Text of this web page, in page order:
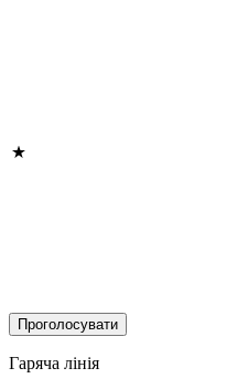
Гаряча лінія